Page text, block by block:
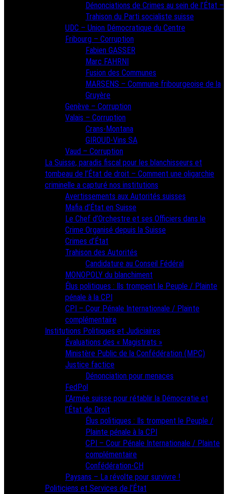
Dénonciations de Crimes au sein de l’État –
Trahison du Parti socialiste suisse
UDC – Union Démocratique du Centre
Fribourg – Corruption
Fabien GASSER
Marc FAHRNI
Fusion des Communes
MARSENS – Commune fribourgeoise de la
Gruyère
Genève – Corruption
Valais – Corruption
Crans-Montana
GIROUD-Vins SA
Vaud – Corruption
La Suisse, paradis fiscal pour les blanchisseurs et
tombeau de l’État de droit – Comment une oligarchie
criminelle a capturé nos institutions
Avertissements aux Autorités suisses
Mafia d’État en Suisse
Le Chef d’Orchestre et ses Officiers dans le
Crime Organisé depuis la Suisse
Crimes d’État
Trahison des Autorités
Candidature au Conseil Fédéral
MONOPOLY du blanchiment
Élus politiques : Ils trompent le Peuple / Plainte
pénale à la CPI
CPI – Cour Pénale Internationale / Plainte
complémentaire
Institutions Politiques et Judiciaires
Évaluations des « Magistrats »
Ministère Public de la Confédération (MPC)
Justice factice
Dénonciation pour menaces
FedPol
L’Armée suisse pour rétablir la Démocratie et
l’État de Droit
Élus politiques : Ils trompent le Peuple /
Plainte pénale à la CPI
CPI – Cour Pénale Internationale / Plainte
complémentaire
Confédération-CH
Paysans – La révolte pour survivre !
Politiciens et Services de l’État